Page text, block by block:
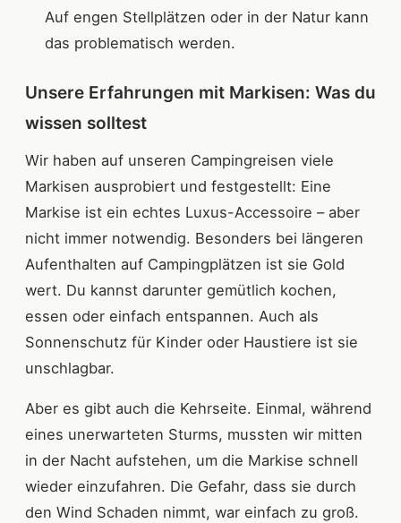
Auf engen Stellplätzen oder in der Natur kann
das problematisch werden.
Unsere Erfahrungen mit Markisen: Was du
wissen solltest
Wir haben auf unseren Campingreisen viele
Markisen ausprobiert und festgestellt: Eine
Markise ist ein echtes Luxus-Accessoire – aber
nicht immer notwendig. Besonders bei längeren
Aufenthalten auf Campingplätzen ist sie Gold
wert. Du kannst darunter gemütlich kochen,
essen oder einfach entspannen. Auch als
Sonnenschutz für Kinder oder Haustiere ist sie
unschlagbar.
Aber es gibt auch die Kehrseite. Einmal, während
eines unerwarteten Sturms, mussten wir mitten
in der Nacht aufstehen, um die Markise schnell
wieder einzufahren. Die Gefahr, dass sie durch
den Wind Schaden nimmt, war einfach zu groß.